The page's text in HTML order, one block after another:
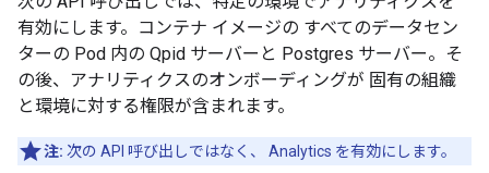
有効にします。コンテナ イメージの すべてのデータセン
ターの Pod 内の Qpid サーバーと Postgres サーバー。そ
の後、アナリティクスのオンボーディングが 固有の組織
と環境に対する権限が含まれます。
注: 次の API 呼び出しではなく、 Analytics を有効にします。